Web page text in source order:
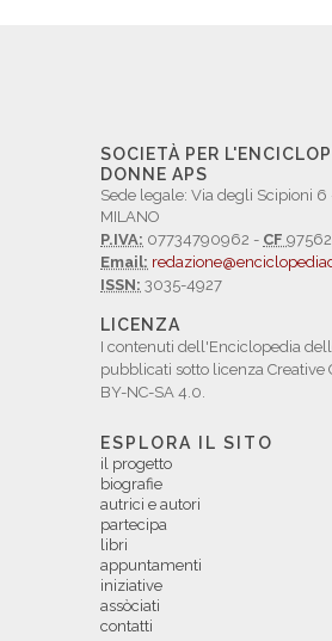
SOCIETÀ PER
DONNE APS
Sede legale: Via degli Scipioni 6
MILANO
P.IVA: 07734790962 - CF
Email:
ISSN: 3035-4927
LICENZA
I contenuti dell'Enciclopedia
pubblicati sotto licenza Creative
BY-NC-SA 4.0.
ESPLORA IL SITO
il progetto
biografie
autrici e autori
partecipa
libri
appuntamenti
iniziative
assòciati
contatti